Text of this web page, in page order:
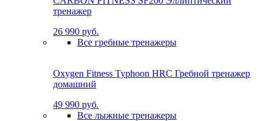
тренажер
26 990 руб.
Все гребные тренажеры
Oxygen Fitness Typhoon HRC Гребной тренажер
домашний
49 990 руб.
Все лыжные тренажеры